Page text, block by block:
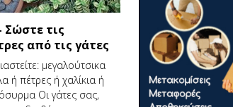
Σώστε τις
από τις γάτες
µεγαλούτσικα
ή πέτρες ή χαλίκια ή
Οι γάτες σας,